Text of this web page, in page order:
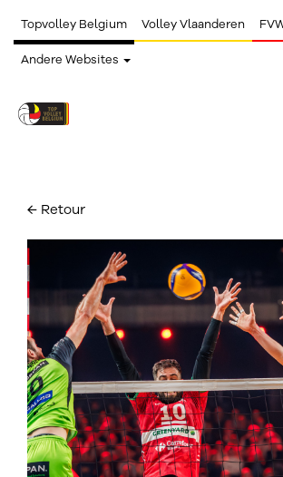
Topvolley Belgium Volley Vlaanderen
Andere Websites
← Retour